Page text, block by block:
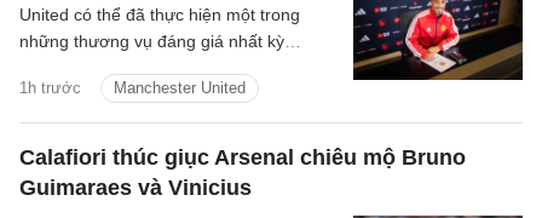
1h trước Manchester United
United có thể đã thực hiện một trong
những thương vụ đáng giá nhất kỳ
Tielemans với mức phí chỉ 35 triệu bảng.
Calafiori thúc giục Arsenal chiêu mộ Bruno
Guimaraes và Vinicius